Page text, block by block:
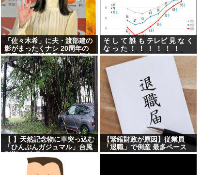
「佐々木希」に夫・渡部建の
影がまったくナシ 20周年の
節目に俳優業活発化への舞台
裏
そ し て 誰 も テレビ 見 な く
な っ た ！ ！ ！ ！ ！ ！
【 】天然記念物に車突っ込む
「ひんぷんガジュマル」台風
影響か 沖縄
【緊縮財政が原因】従業員
「退職」で倒産 最多ペース